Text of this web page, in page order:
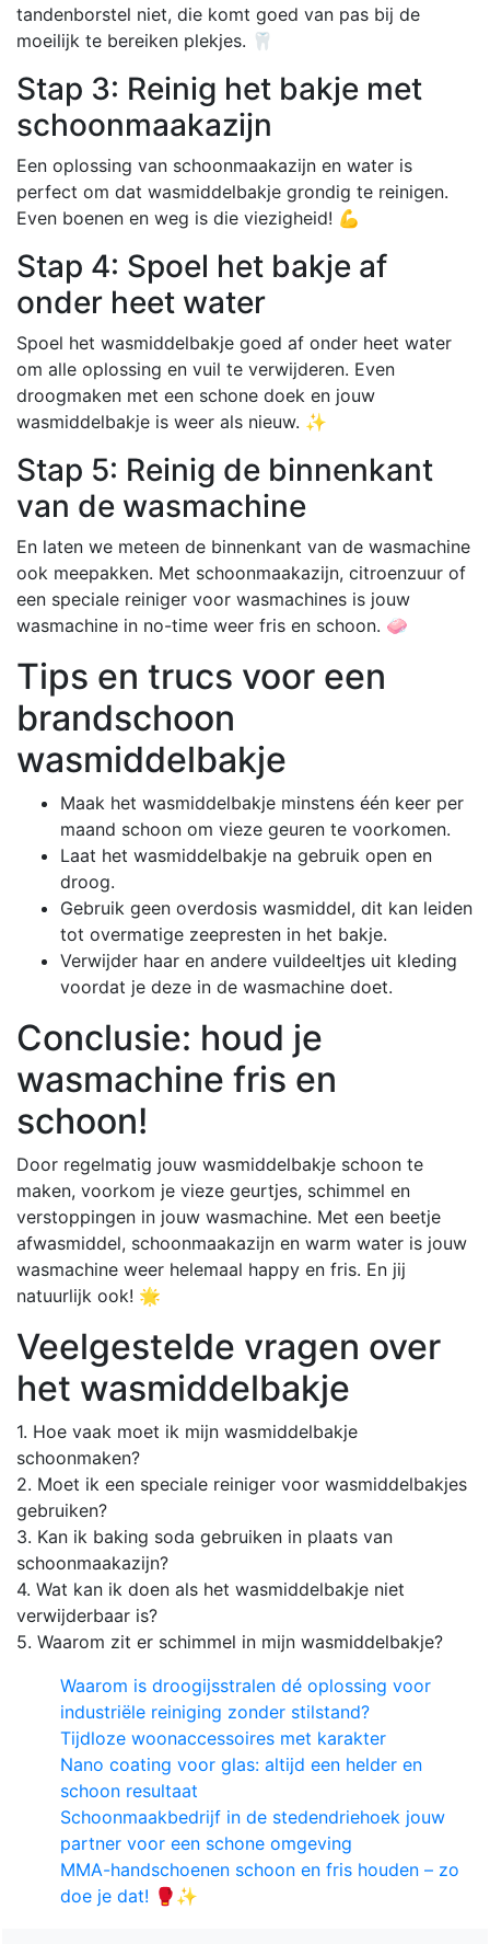
tandenborstel niet, die komt goed van pas bij de
moeilijk te bereiken plekjes. 🦷
Stap 3: Reinig het bakje met
schoonmaakazijn
Een oplossing van schoonmaakazijn en water is
perfect om dat wasmiddelbakje grondig te reinigen.
Even boenen en weg is die viezigheid! 💪
Stap 4: Spoel het bakje af
onder heet water
Spoel het wasmiddelbakje goed af onder heet water
om alle oplossing en vuil te verwijderen. Even
droogmaken met een schone doek en jouw
wasmiddelbakje is weer als nieuw. ✨
Stap 5: Reinig de binnenkant
van de wasmachine
En laten we meteen de binnenkant van de wasmachine
ook meepakken. Met schoonmaakazijn, citroenzuur of
een speciale reiniger voor wasmachines is jouw
wasmachine in no-time weer fris en schoon. 🧼
Tips en trucs voor een
brandschoon
wasmiddelbakje
Maak het wasmiddelbakje minstens één keer per
maand schoon om vieze geuren te voorkomen.
Laat het wasmiddelbakje na gebruik open en
droog.
Gebruik geen overdosis wasmiddel, dit kan leiden
tot overmatige zeepresten in het bakje.
Verwijder haar en andere vuildeeltjes uit kleding
voordat je deze in de wasmachine doet.
Conclusie: houd je
wasmachine fris en
schoon!
Door regelmatig jouw wasmiddelbakje schoon te
maken, voorkom je vieze geurtjes, schimmel en
verstoppingen in jouw wasmachine. Met een beetje
afwasmiddel, schoonmaakazijn en warm water is jouw
wasmachine weer helemaal happy en fris. En jij
natuurlijk ook! 🌟
Veelgestelde vragen over
het wasmiddelbakje
1. Hoe vaak moet ik mijn wasmiddelbakje
schoonmaken?
2. Moet ik een speciale reiniger voor wasmiddelbakjes
gebruiken?
3. Kan ik baking soda gebruiken in plaats van
schoonmaakazijn?
4. Wat kan ik doen als het wasmiddelbakje niet
verwijderbaar is?
5. Waarom zit er schimmel in mijn wasmiddelbakje?
Waarom is droogijsstralen dé oplossing voor
industriële reiniging zonder stilstand?
Tijdloze woonaccessoires met karakter
Nano coating voor glas: altijd een helder en
schoon resultaat
Schoonmaakbedrijf in de stedendriehoek jouw
partner voor een schone omgeving
MMA-handschoenen schoon en fris houden – zo
doe je dat! 🥊✨